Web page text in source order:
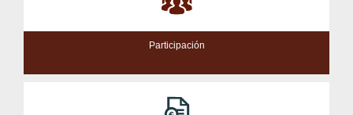
Participación